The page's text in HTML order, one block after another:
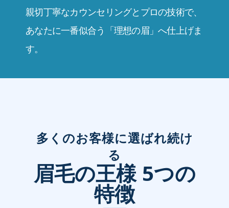
親切丁寧なカウンセリングとプロの技術で、
あなたに一番似合う「理想の眉」へ仕上げま
す。
多くのお客様に選ばれ続け
る
眉毛の王様 5つの
特徴